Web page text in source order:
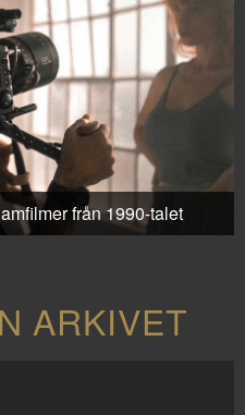
från 1990-talet
ARKIVET